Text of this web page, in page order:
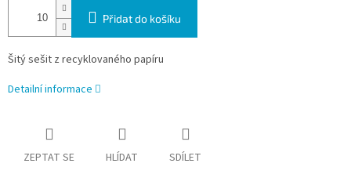
Přidat do košíku
Šitý sešit z recyklovaného papíru
Detailní informace
ZEPTAT SE HLÍDAT SDÍLET